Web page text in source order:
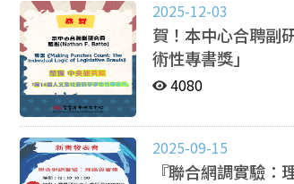
2025-12-03
賀！本中心合聘副
術性專書獎」
4080
2025-09-15
『聯合網調實驗